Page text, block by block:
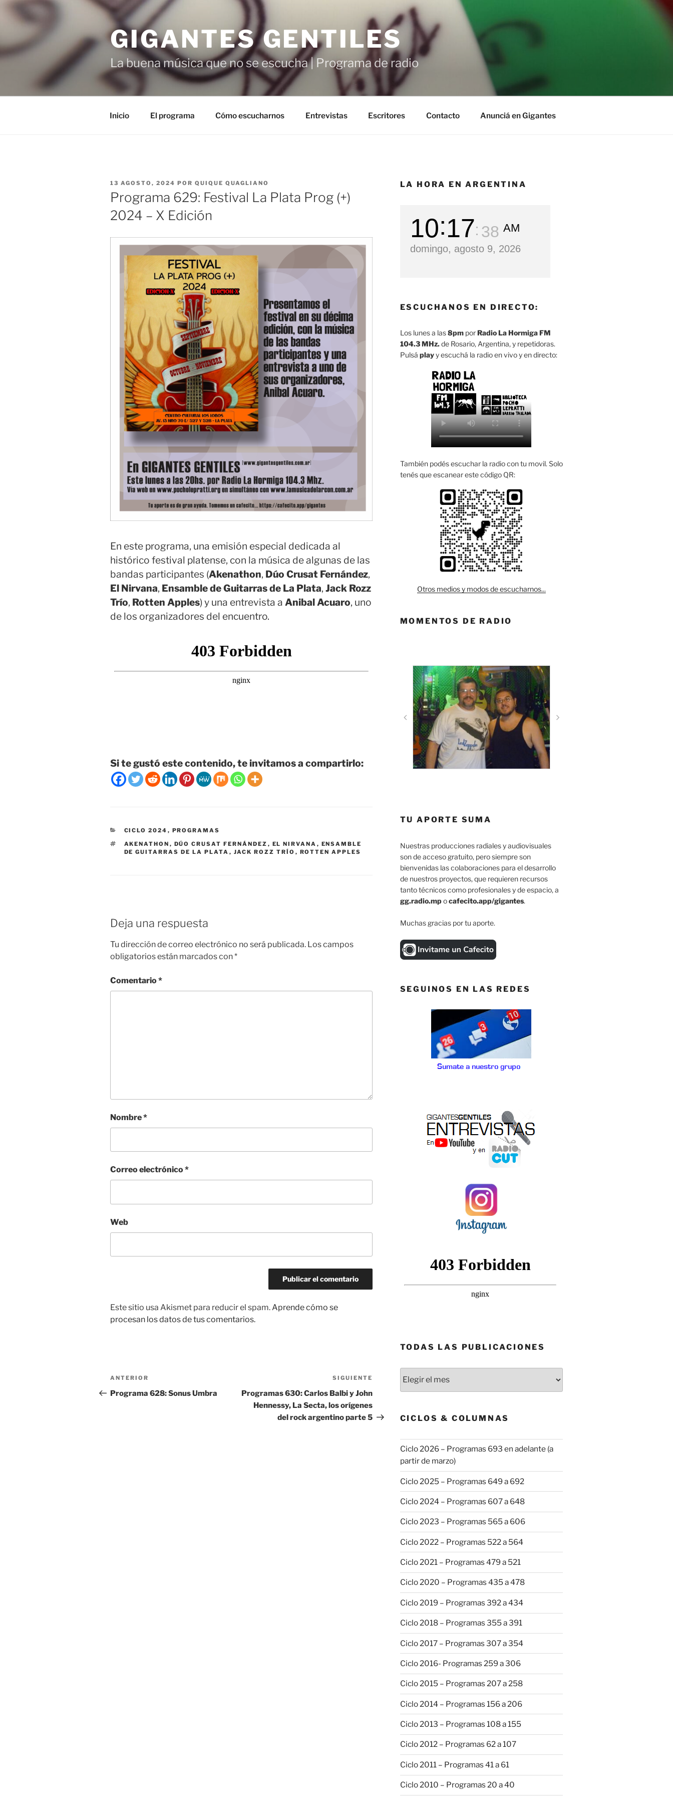
Saltar
GIGANTES GENTILES
La buena música que no se escucha | Programa de radio
Inicio El programa Cómo escucharnos Entrevistas Escritores Contacto Anunciá en Gigantes
PUBLICADO
EL
13 AGOSTO, 2024 POR QUIQUE QUAGLIANO
Programa 629: Festival La Plata Prog (+)
2024 – X Edición
En este programa, una emisión especial dedicada al
histórico festival platense, con la música de algunas de las
bandas participantes (Akenathon, Dúo Crusat Fernández,
El Nirvana, Ensamble de Guitarras de La Plata, Jack Rozz
Trío, Rotten Apples) y una entrevista a Anibal Acuaro, uno
de los organizadores del encuentro.
Si te gustó este contenido, te invitamos a compartirlo:
CATEGORÍAS
CICLO 2024 , PROGRAMAS
ETIQUETAS
AKENATHON , DÚO CRUSAT FERNÁNDEZ , EL NIRVANA , ENSAMBLE
DE GUITARRAS DE LA PLATA , JACK ROZZ TRÍO , ROTTEN APPLES
Deja una respuesta
Tu dirección de correo electrónico no será publicada. Los campos
obligatorios están marcados con*
Comentario*
Nombre*
Correo electrónico*
Web
Este sitio usa Akismet para reducir el spam.Aprende cómo se
procesan los datos de tus comentarios.
Navegación
de
Entrada
anterior:
ANTERIOR
Programa 628: Sonus Umbra
Siguiente
entrada
SIGUIENTE
Programas 630: Carlos Balbi y John
Hennessy, La Secta, los orígenes
del rock argentino parte 5
LA HORA EN ARGENTINA
10 17 39 AM
domingo, agosto 9, 2026
ESCUCHANOS EN DIRECTO:
Los lunes a las8pmporRadio La Hormiga FM
104.3 MHz.de Rosario, Argentina, y repetidoras.
Pulsá playy escuchá la radio en vivo y en directo:
También podés escuchar la radio con tu movil. Solo
tenés que escanear este código QR:
Otros medios y modos de escucharnos...
MOMENTOS DE RADIO
TU APORTE SUMA
Nuestras producciones radiales y audiovisuales
son de acceso gratuito, pero siempre son
bienvenidas las colaboraciones para el desarrollo
de nuestros proyectos, que requieren recursos
tanto técnicos como profesionales y de espacio, a
gg.radio.mpocafecito.app/gigantes.
Muchas gracias por tu aporte.
SEGUINOS EN LAS REDES
TODAS LAS PUBLICACIONES
las
CICLOS & COLUMNAS
Ciclo 2026 – Programas 693 en adelante (a
partir de marzo)
Ciclo 2025 – Programas 649 a 692
Ciclo 2024 – Programas 607 a 648
Ciclo 2023 – Programas 565 a 606
Ciclo 2022 – Programas 522 a 564
Ciclo 2021 – Programas 479 a 521
Ciclo 2020 – Programas 435 a 478
Ciclo 2019 – Programas 392 a 434
Ciclo 2018 – Programas 355 a 391
Ciclo 2017 – Programas 307 a 354
Ciclo 2016- Programas 259 a 306
Ciclo 2015 – Programas 207 a 258
Ciclo 2014 – Programas 156 a 206
Ciclo 2013 – Programas 108 a 155
Ciclo 2012 – Programas 62 a 107
Ciclo 2011 – Programas 41 a 61
Ciclo 2010 – Programas 20 a 40